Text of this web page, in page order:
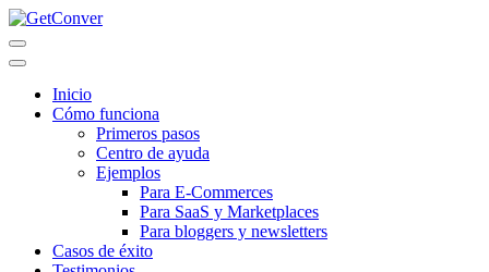
Skip
to
content
Inicio
Cómo funciona
Primeros pasos
Centro de ayuda
Ejemplos
Para E-Commerces
Para SaaS y Marketplaces
Para bloggers y newsletters
Casos de éxito